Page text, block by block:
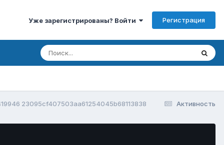
Уже зарегистрированы? Войти Регистрация
Активность
23095cf407503aa61254045b68113838